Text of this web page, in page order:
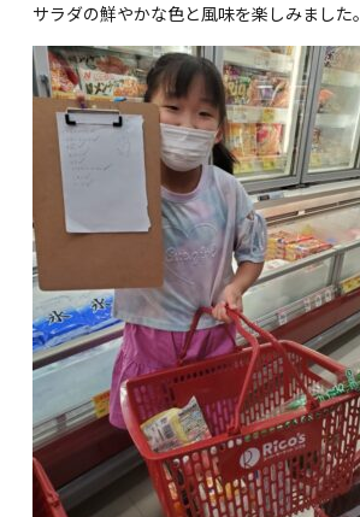
サラダの鮮やかな色と風味を楽しみました。